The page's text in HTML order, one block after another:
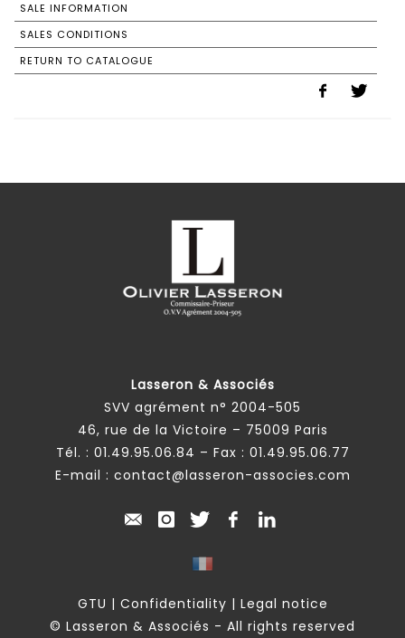
SALE INFORMATION
SALES CONDITIONS
RETURN TO CATALOGUE
Lasseron & Associés
SVV agrément n° 2004-505
46, rue de la Victoire – 75009 Paris
Tél. : 01.49.95.06.84 – Fax : 01.49.95.06.77
E-mail : contact@lasseron-associes.com
GTU | Confidentiality | Legal notice
© Lasseron & Associés - All rights reserved